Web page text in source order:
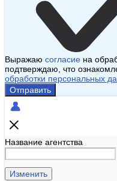
Выражаю согласие на
подтверждаю, что
обработки персональных
Отправить
Название агентства
Изменить